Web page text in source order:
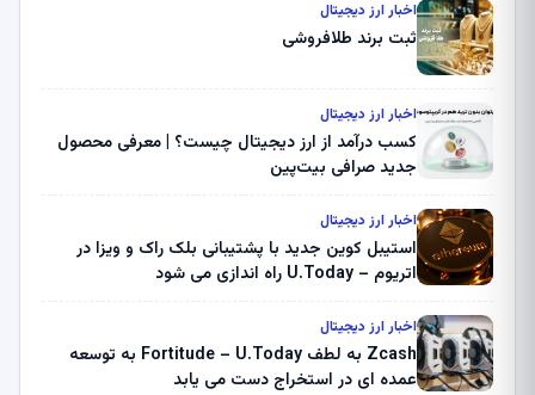
اخبار ارز دیجیتال
ثبت برند طلافروشی
اخبار ارز دیجیتال
کسب درآمد از ارز دیجیتال چیست؟ | معرفی محصول
جدید صرافی بیت‌پین
اخبار ارز دیجیتال
استیبل کوین جدید با پشتیبانی بلک راک و ویزا در
اتریوم – U.Today راه اندازی می شود
اخبار ارز دیجیتال
Zcash به لطف Fortitude – U.Today به توسعه
عمده ای در استخراج دست می یابد